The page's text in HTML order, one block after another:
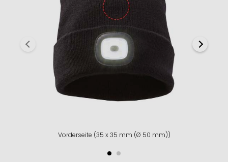
Vorderseite (35 x 35 mm (Ø 50 mm))